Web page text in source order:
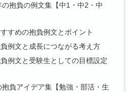
抱負の例文集【中1・中2・中
すめの抱負例文とポイント
例文と成長につながる考え方
例文と受験生としての目標設定
負アイデア集【勉強・部活・生